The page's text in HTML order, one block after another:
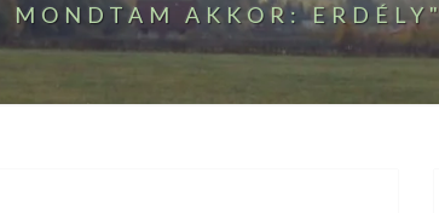
AKKOR: ERDÉLY"